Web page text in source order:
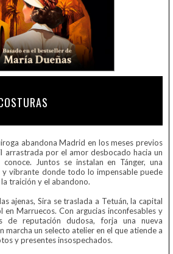
abandona Madrid en los meses previos
arrastrada por el amor desbocado hacia un
Juntos se instalan en Tánger, una
y vibrante donde todo lo impensable puede
traición y el abandono.
ajenas, Sira se traslada a Tetuán, la capital
Marruecos. Con argucias inconfesables y
de reputación dudosa, forja una nueva
marcha un selecto atelier en el que atiende a
y presentes insospechados.